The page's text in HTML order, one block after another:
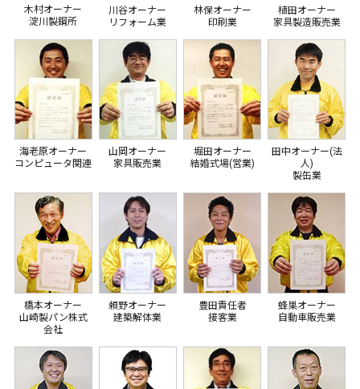
木村オーナー
淀川製鋼所
川谷オーナー
リフォーム業
林保オーナー
印刷業
植田オーナー
家具製造販売業
海老原オーナー
コンピュータ関連
山岡オーナー
家具販売業
堀田オーナー
結婚式場(営業)
田中オーナー(法
人)
製缶業
橋本オーナー
山崎製パン株式
会社
頼野オーナー
建築解体業
豊田責任者
接客業
蜂巣オーナー
自動車販売業